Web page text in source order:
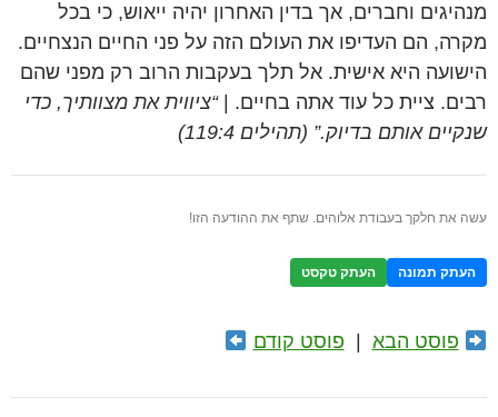
מנהיגים וחברים, אך בדין האחרון יהיה ייאוש, כי בכל
מקרה, הם העדיפו את העולם הזה על פני החיים הנצחיים.
הישועה היא אישית. אל תלך בעקבות הרוב רק מפני שהם
רבים. ציית כל עוד אתה בחיים. |“ציווית את מצוותיך, כדי
שנקיים אותם בדיוק.” (תהילים 119:4)
עשה את חלקך בעבודת אלוהים. שתף את ההודעה הזו!
העתק תמונה העתק טקסט
פוסט הבא פוסט קודם